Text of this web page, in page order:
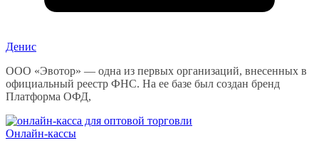
Денис
ООО «Эвотор» — одна из первых организаций, внесенных в
официальный реестр ФНС. На ее базе был создан бренд
Платформа ОФД,
Онлайн-кассы